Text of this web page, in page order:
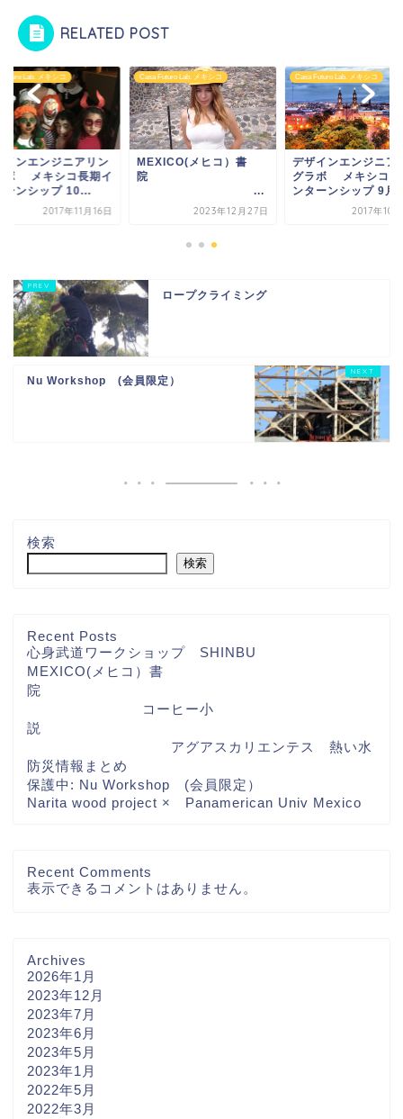
RELATED POST
Lab. メキシコ
インエンジニアリン
ボ メキシコ長期イ
ーンシップ 10...
2017年11月16日
Casa Futuro Lab. メキシコ
MEXICO(メヒコ）書
院
...
2023年12月27日
Casa Futuro Lab. メキシコ
デザインエンジニア
グラボ メキシコ長
ンターンシップ 9月
2017年10
ロープクライミング
Nu Workshop (会員限定）
検索
検索
Recent Posts
心身武道ワークショップ SHINBU
MEXICO(メヒコ）書
院
コーヒー小
説
アグアスカリエンテス 熱い水
防災情報まとめ
保護中: Nu Workshop (会員限定）
Narita wood project × Panamerican Univ Mexico
Recent Comments
表示できるコメントはありません。
Archives
2026年1月
2023年12月
2023年7月
2023年6月
2023年5月
2023年1月
2022年5月
2022年3月